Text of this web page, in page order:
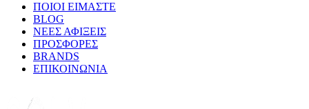
ΠΟΙΟΙ ΕΙΜΑΣΤΕ
BLOG
ΝΕΕΣ ΑΦΙΞΕΙΣ
ΠΡΟΣΦΟΡΕΣ
BRANDS
ΕΠΙΚΟΙΝΩΝΙΑ